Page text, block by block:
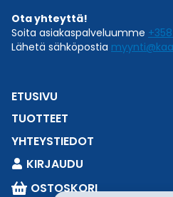
Ota yhteyttä!
Soita asiakaspalveluumme
Lähetä sähköpostia
ETUSIVU
TUOTTEET
YHTEYSTIEDOT
KIRJAUDU
OSTOSKORI